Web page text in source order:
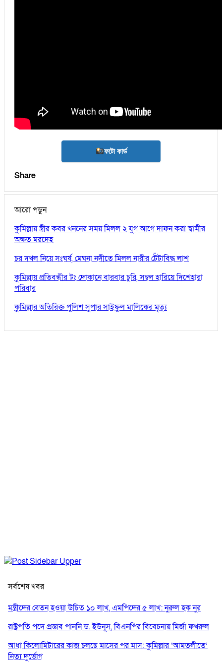
ফটো কার্ড
Share
আরো পড়ুন
কুমিল্লায় স্ত্রীর কবর খননের সময় মিলল ২ যুগ আগে দাফন করা স্বামীর
অক্ষত মরদেহ
চর দখল নিয়ে সংঘর্ষ, মেঘনা নদীতে মিলল নারীর টেঁটাবিদ্ধ লাশ
কুমিল্লায় প্রতিবন্ধীর টং দোকানে বারবার চুরি, সম্বল হারিয়ে দিশেহারা
পরিবার
কুমিল্লার অতিরিক্ত পুলিশ সুপার সাইফুল মালিকের মৃত্যু
সর্বশেষ খবর
মন্ত্রীদের বেতন হওয়া উচিত ১০ লাখ, এমপিদের ৫ লাখ: নুরুল হক নুর
রাষ্ট্রপতি পদে প্রস্তাব পাননি ড. ইউনূস, বিএনপির বিবেচনায় মির্জা ফখরুল
আধা কিলোমিটারের কাজ চলছে মাসের পর মাস: কুমিল্লার ‘আমতলীতে’
নিত্য দুর্ভোগ